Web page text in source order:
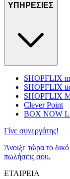
ΥΠΗΡΕΣΙΕΣ
SHOPFLIX
SHOPFLIX
SHOPFLIX
Clever Point
BOX NOW
Γίνε συνεργάτης!
Άνοιξε τώρα το
πωλήσεις σου.
ΕΤΑΙΡΕΙΑ